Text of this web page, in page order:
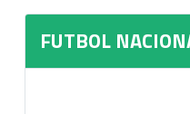
FUTBOL